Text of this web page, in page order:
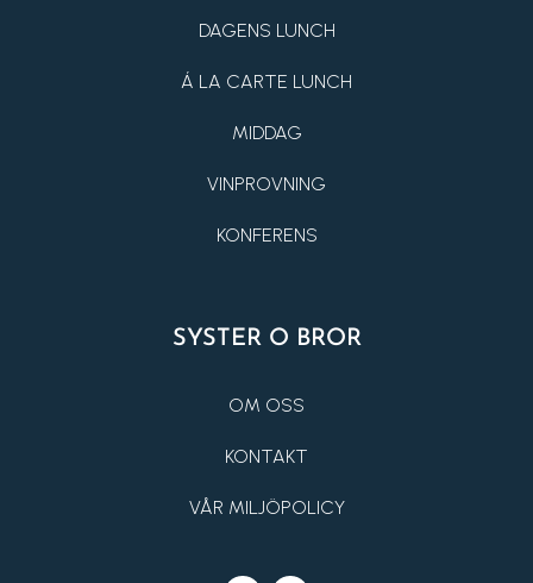
DAGENS LUNCH
Á LA CARTE LUNCH
MIDDAG
VINPROVNING
KONFERENS
SYSTER O BROR
OM OSS
KONTAKT
VÅR MILJÖPOLICY